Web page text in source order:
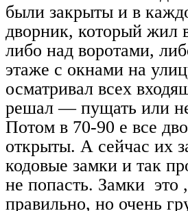
были закрыты и в
дворник, который жил
либо над воротами,
этаже с окнами на
осматривал всех
решал — пущать или
Потом в 70-90 е все
открыты. А сейчас их
кодовые замки и так
не попасть. Замки это
правильно, но очень